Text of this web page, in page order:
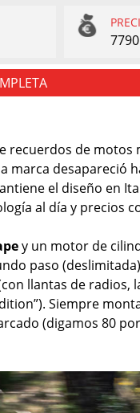
recuerdos de motos
marca desapareció
el diseño en
al día y precios
y un motor de
paso
llantas de radios,
Siempre
(digamos 80